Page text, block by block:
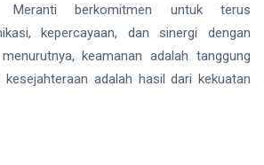
Meranti berkomitmen untuk terus
kepercayaan, dan sinergi dengan
keamanan adalah tanggung
adalah hasil dari kekuatan